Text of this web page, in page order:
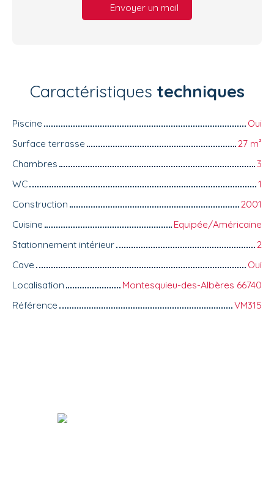
Envoyer un mail
Caractéristiques techniques
Piscine
Oui
Surface terrasse
27 m²
Chambres
3
WC
1
Construction
2001
Cuisine
Equipée/Américaine
Stationnement intérieur
2
Cave
Oui
Localisation
Montesquieu-des-Albères 66740
Référence
VM315